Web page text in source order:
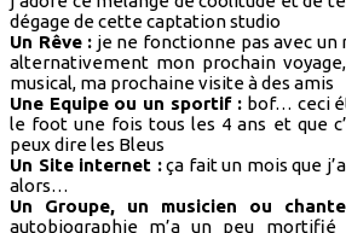
dégage de cette captation studio
Un Rêve : je ne fonctionne pas avec un
alternativement mon prochain
musical, ma prochaine visite à des amis
Une Equipe ou un sportif : bof… ceci
le foot une fois tous les 4 ans et que
peux dire les Bleus
Un Site internet :ça fait un mois que
alors…
Un Groupe, un musicien ou
autobiographie m’a un peu